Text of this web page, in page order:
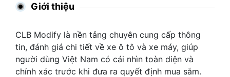
Giới thiệu
CLB Modify là nền tảng chuyên cung cấp thông
tin, đánh giá chi tiết về xe ô tô và xe máy, giúp
người dùng Việt Nam có cái nhìn toàn diện và
chính xác trước khi đưa ra quyết định mua sắm.